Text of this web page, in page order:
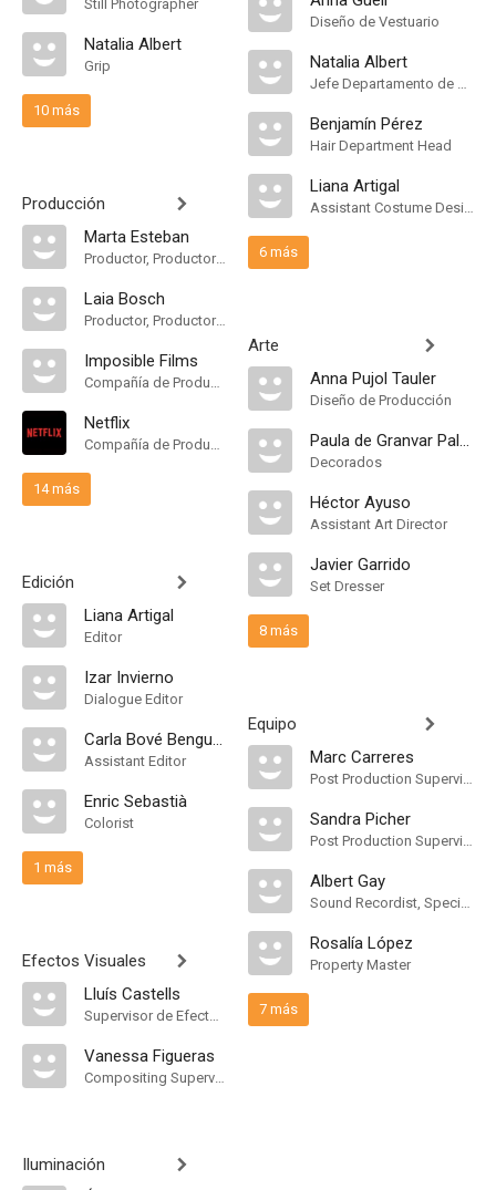
Still Photographer
Natalia Albert
Grip
10 más
Producción
Marta Esteban
Productor, Productor Ejecutivo, Production Trainee
Laia Bosch
Productor, Productor Ejecutivo, Payroll Accountant
Imposible Films
Compañía de Produccion
Netflix
Compañía de Produccion
14 más
Edición
Liana Artigal
Editor
Izar Invierno
Dialogue Editor
Carla Bové Benguerel
Assistant Editor
Enric Sebastià
Colorist
1 más
Efectos Visuales
Lluís Castells
Supervisor de Efectos Visuales
Vanessa Figueras
Compositing Supervisor
Iluminación
Diseño de Vestuario
Natalia Albert
Jefe Departamento de Maquillaje
Benjamín Pérez
Hair Department Head
Liana Artigal
Assistant Costume Designer
6 más
Arte
Anna Pujol Tauler
Diseño de Producción
Paula de Granvar Palomares-Martínez
Decorados
Héctor Ayuso
Assistant Art Director
Javier Garrido
Set Dresser
8 más
Equipo
Marc Carreres
Post Production Supervisor
Sandra Picher
Post Production Supervisor
Albert Gay
Sound Recordist, Special Effects Technician
Rosalía López
Property Master
7 más